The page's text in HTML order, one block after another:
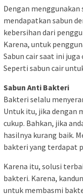
Dengan menggunakan
mendapatkan sabun
kebersihan dari
Karena, untuk
Sabun cair saat ini juga
Seperti sabun cair
Sabun Anti Bakteri
Bakteri selalu
Untuk itu, jika dengan
cukup. Bahkan, jika
hasilnya kurang baik.
bakteri yang terdapat
Karena itu, solusi
bakteri. Karena,
untuk membasmi